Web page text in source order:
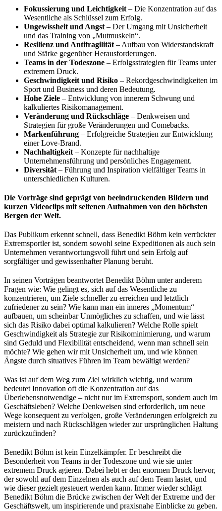
Fokussierung und Leichtigkeit – Die Konzentration auf das
Wesentliche als Schlüssel zum Erfolg.
Ungewissheit und Angst – Der Umgang mit Unsicherheit
und das Training von „Mutmuskeln“.
Resilienz und Antifragilität – Aufbau von Widerstandskraft
und Stärke gegenüber Herausforderungen.
Teams in der Todeszone – Erfolgsstrategien für Teams unter
extremem Druck.
Geschwindigkeit und Risiko – Rekordgeschwindigkeiten im
Sport und Business und deren Bedeutung.
Hohe Ziele – Entwicklung von innerem Schwung und
kalkuliertes Risikomanagement.
Veränderung und Rückschläge – Denkweisen und
Strategien für große Veränderungen und Comebacks.
Markenführung – Erfolgreiche Strategien zur Entwicklung
einer Love-Brand.
Nachhaltigkeit – Konzepte für nachhaltige
Unternehmensführung und persönliches Engagement.
Diversität – Führung und Inspiration vielfältiger Teams in
unterschiedlichen Kulturen.
Die Vorträge sind geprägt von beeindruckenden Bildern und
kurzen Videoclips mit seltenen Aufnahmen von den höchsten
Bergen der Welt.
Das Publikum erkennt schnell, dass Benedikt Böhm kein verrückter
Extremsportler ist, sondern sowohl seine Expeditionen als auch sein
Unternehmen verantwortungsvoll führt und sein Erfolg auf
sorgfältiger und gewissenhafter Planung beruht.
In seinen Vorträgen beantwortet Benedikt Böhm unter anderem
Fragen wie: Wie gelingt es, sich auf das Wesentliche zu
konzentrieren, um Ziele schneller zu erreichen und letztlich
zufriedener zu sein? Wie kann man ein inneres „Momentum“
aufbauen, um scheinbar Unmögliches zu schaffen, und wie lässt
sich das Risiko dabei optimal kalkulieren? Welche Rolle spielt
Geschwindigkeit als Strategie zur Risikominimierung, und warum
sind Geduld und Flexibilität entscheidend, wenn man schnell sein
möchte? Wie gehen wir mit Unsicherheit um, und wie können
Ängste durch situatives Führen im Team bewältigt werden?
Was ist auf dem Weg zum Ziel wirklich wichtig, und warum
bedeutet Innovation oft die Konzentration auf das
Überlebensnotwendige – nicht nur im Extremsport, sondern auch im
Geschäftsleben? Welche Denkweisen sind erforderlich, um neue
Wege konsequent zu verfolgen, große Veränderungen erfolgreich zu
meistern und nach Rückschlägen wieder zur ursprünglichen Haltung
zurückzufinden?
Benedikt Böhm ist kein Einzelkämpfer. Er beschreibt die
Besonderheit von Teams in der Todeszone und wie sie unter
extremem Druck agieren. Dabei hebt er den enormen Druck hervor,
der sowohl auf dem Einzelnen als auch auf dem Team lastet, und
wie dieser gezielt gesteuert werden kann. Immer wieder schlägt
Benedikt Böhm die Brücke zwischen der Welt der Extreme und der
Geschäftswelt, um inspirierende und praxisnahe Einblicke zu geben.